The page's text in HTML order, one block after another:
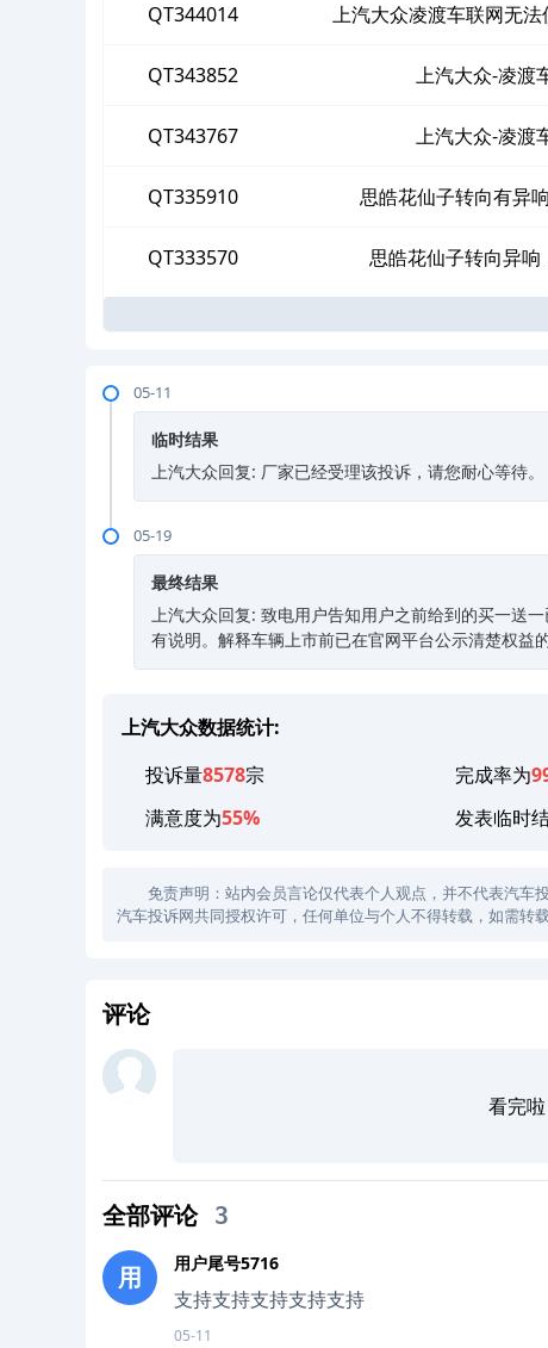
QT344014 上汽大众凌渡车联网无
QT343852 上汽大众-凌渡
QT343767 上汽大众-凌渡
QT335910 思皓花仙子转向有异
QT333570 思皓花仙子转向异响
05-11
临时结果
上汽大众回复: 厂家已经受理该投诉，请您耐心等待。
05-19
最终结果
上汽大众回复: 致电用户告知用户之前给到的买一送
有说明。解释车辆上市前已在官网平台公示清楚权益
上汽大众数据统计:
投诉量8578宗 完成率为
满意度为55% 发表临时
免责声明：站内会员言论仅代表个人观点，并不代表汽车
汽车投诉网共同授权许可，任何单位与个人不得转载，如需转
评论
看完啦
全部评论 3
用 用户尾号5716
支持支持支持支持支持
05-11